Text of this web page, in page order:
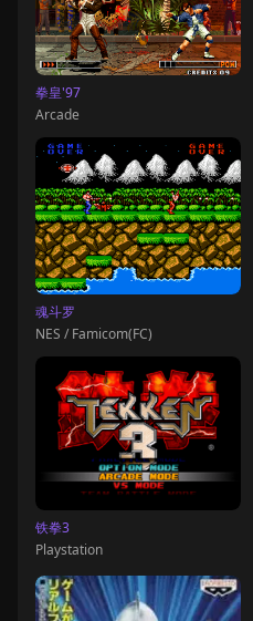
拳皇'97
Arcade
魂斗罗
NES / Famicom(FC)
铁拳3
Playstation